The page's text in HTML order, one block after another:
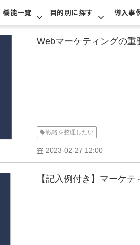
機能一覧 目的別に探す 導入事
Webマーケティングの
戦略を整理したい
2023-02-27 12:00
【記入例付き】マーケ